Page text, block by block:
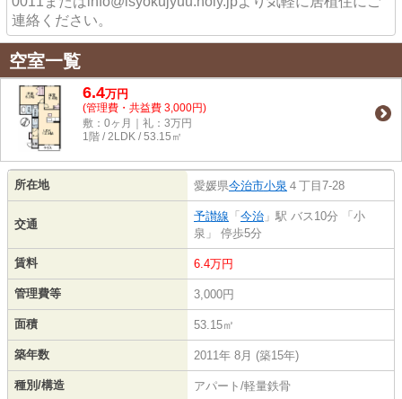
連絡ください。
空室一覧
6.4万円
(管理費・共益費 3,000円)
敷：0ヶ月｜礼：3万円
1階 / 2LDK / 53.15㎡
所在地 愛媛県今治市小泉 ４丁目7-28
交通
予讃線 「 今治 」駅 バス10分 「小
泉」 停歩5分
賃料 6.4万円
管理費等 3,000円
面積 53.15㎡
築年数 2011年 8月 (築15年)
種別/構造 アパート/軽量鉄骨